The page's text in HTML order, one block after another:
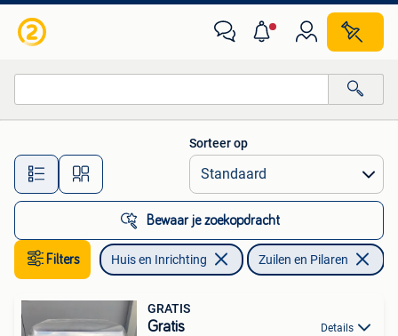
Alle afstanden…
Sorteer op
Bewaar je zoekopdracht
Filters Huis en Inrichting Zuilen en Pilaren
GRATIS
Gratis Details